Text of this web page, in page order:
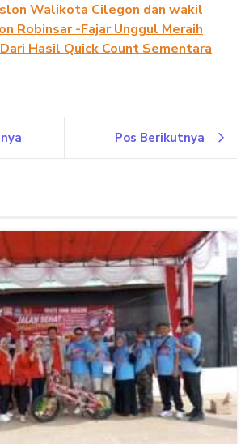
Walikota Cilegon dan wakil
Robinsar -Fajar Unggul Meraih
Hasil Quick Count Sementara
Pos Berikutnya